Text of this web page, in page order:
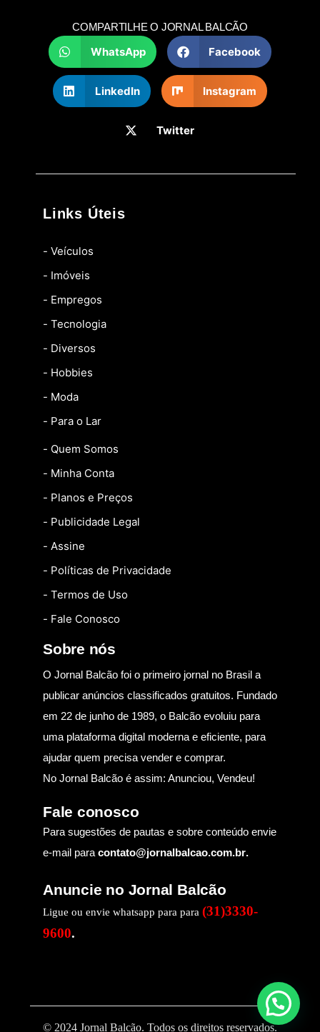
COMPARTILHE O JORNAL BALCÃO
WhatsApp Facebook
LinkedIn Instagram
Twitter
Links Úteis
- Veículos
- Imóveis
- Empregos
- Tecnologia
- Diversos
- Hobbies
- Moda
- Para o Lar
- Quem Somos
- Minha Conta
- Planos e Preços
- Publicidade Legal
- Assine
- Políticas de Privacidade
- Termos de Uso
- Fale Conosco
Sobre nós
O Jornal Balcão foi o primeiro jornal no Brasil a
publicar anúncios classificados gratuitos. Fundado
em 22 de junho de 1989, o Balcão evoluiu para
uma plataforma digital moderna e eficiente, para
ajudar quem precisa vender e comprar.
No Jornal Balcão é assim: Anunciou, Vendeu!
Fale conosco
Para sugestões de pautas e sobre conteúdo envie
e-mail para contato@jornalbalcao.com.br.
Anuncie no Jornal Balcão
Ligue ou envie whatsapp para para (31)3330-
9600.
© 2024 Jornal Balcão. Todos os direitos reservados.